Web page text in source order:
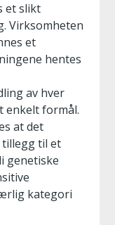
et slikt
Virksomheten
et
hentes
av hver
enkelt formål.
at det
til et
genetiske
kategori